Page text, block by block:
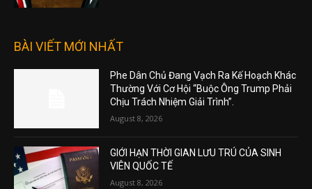
BÀI VIẾT MỚI NHẤT
Phe Dân Chủ Đang Vạch Ra Kế Hoạch Khác
Thường Với Cơ Hội “Buộc Ông Trump Phải
Chịu Trách Nhiệm Giải Trình”.
August 8, 2026
GIỚI HẠN THỜI GIAN LƯU TRÚ CỦA SINH
VIÊN QUỐC TẾ
August 8, 2026